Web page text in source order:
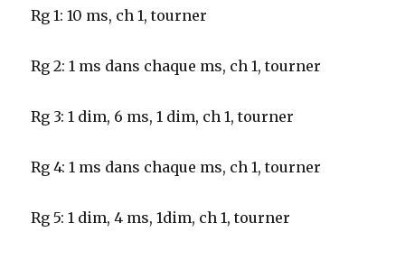
Rg 1: 10 ms, ch 1, tourner
Rg 2: 1 ms dans chaque ms, ch 1, tourner
Rg 3: 1 dim, 6 ms, 1 dim, ch 1, tourner
Rg 4: 1 ms dans chaque ms, ch 1, tourner
Rg 5: 1 dim, 4 ms, 1dim, ch 1, tourner